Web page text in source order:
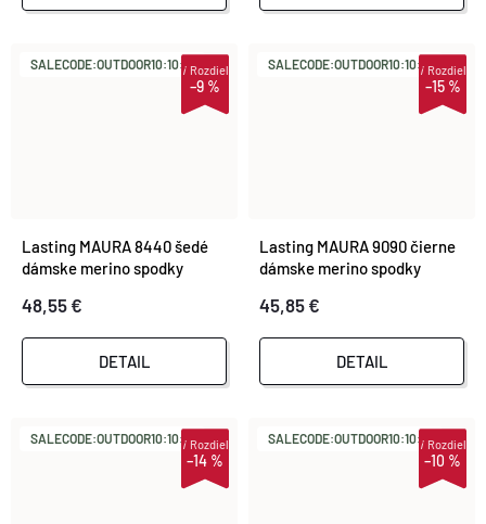
SALECODE:OUTDOOR10:10:%
–9 %
iRozdiel
Lasting MAURA 8440 šedé
dámske merino spodky
48,55 €
DETAIL
SALECODE:OUTDOOR10:10:%
–15 %
iRozdiel
Lasting MAURA 9090 čierne
dámske merino spodky
45,85 €
DETAIL
SALECODE:OUTDOOR10:10:%
–14 %
iRozdiel SALECODE:OUTDOOR10:10:%
–10 %
iRozdiel